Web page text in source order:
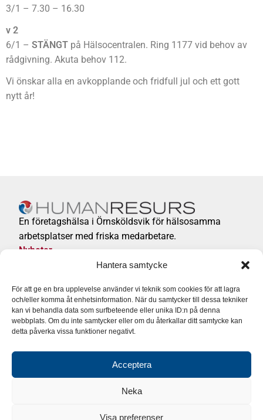
Hantera samtycke
För att ge en bra upplevelse använder vi teknik som cookies för att lagra
och/eller komma åt enhetsinformation. När du samtycker till dessa tekniker
kan vi behandla data som surfbeteende eller unika ID:n på denna
webbplats. Om du inte samtycker eller om du återkallar ditt samtycke kan
detta påverka vissa funktioner negativt.
Acceptera
Neka
Visa preferenser
3/1 – 7.30 – 16.30
v 2
6/1 – STÄNGT på Hälsocentralen. Ring 1177 vid behov av
rådgivning. Akuta behov 112.
Vi önskar alla en avkopplande och fridfull jul och ett gott
nytt år!
En företagshälsa i Örnsköldsvik för hälsosamma
arbetsplatser med friska medarbetare.
Nyheter
Företagshälsa/Privatvård
0660 – 29 98 30 (växel)
Följ Företagshälsan på: